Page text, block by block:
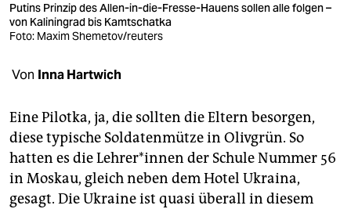
shop
fragen & hilfe
unterstützen
genossenschaft
epaper login
Putins Prinzip des Allen-in-die-Fresse-Hauens sollen alle folgen –
von Kaliningrad bis Kamtschatka
Foto: Maxim Shemetov/reuters
Von Inna Hartwich
Eine Pilotka, ja, die sollten die Eltern besorgen,
diese typische Soldatenmütze in Olivgrün. So
hatten es die Leh­re­r*in­nen der Schule Nummer 56
in Moskau, gleich neben dem Hotel Ukraina,
gesagt. Die Ukraine ist quasi überall in diesem